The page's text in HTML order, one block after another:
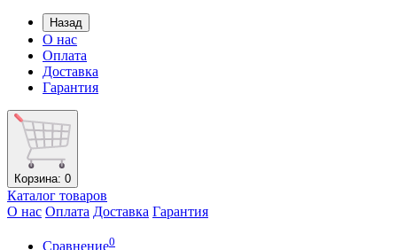
Назад
О нас
Оплата
Доставка
Гарантия
Корзина: 0
Каталог товаров
О нас Оплата Доставка Гарантия
Сравнение0